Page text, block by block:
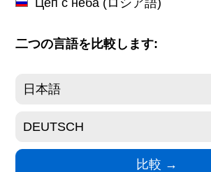
Цеп с неба (ロシア語)
二つの言語を比較します: